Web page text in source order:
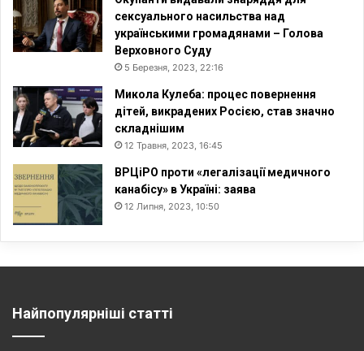
сексуального насильства над
українськими громадянами – Голова
Верховного Суду
5 Березня, 2023, 22:16
Микола Кулеба: процес повернення
дітей, викрадених Росією, став значно
складнішим
12 Травня, 2023, 16:45
ВРЦіРО проти «легалізації медичного
канабісу» в Україні: заява
12 Липня, 2023, 10:50
Найпопулярніші статті